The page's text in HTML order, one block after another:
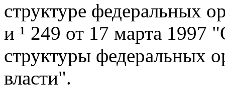
структуре федеральных
и ¹ 249 от 17 марта 1997
структуры федеральных
власти".